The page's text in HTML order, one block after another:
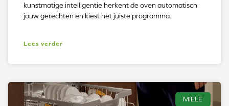
kunstmatige intelligentie herkent de oven automatisch
jouw gerechten en kiest het juiste programma.
Lees verder
MIELE